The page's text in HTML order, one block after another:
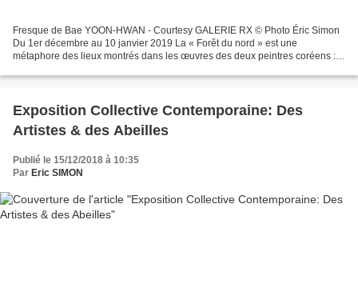
Fresque de Bae YOON-HWAN - Courtesy GALERIE RX © Photo Éric Simon
Du 1er décembre au 10 janvier 2019 La « Forêt du nord » est une
métaphore des lieux montrés dans les œuvres des deux peintres coréens :
Exposition Collective Contemporaine: Des
Artistes & des Abeilles
Publié le 15/12/2018 à 10:35
Par Eric SIMON